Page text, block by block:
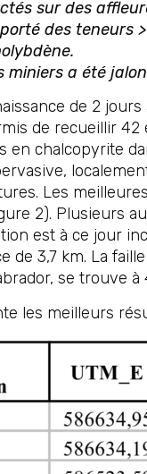
sur des
des teneurs
miniers a été
de 2
de recueillir
en chalcopyrite
Les
2). Plusieurs
est à ce jour
de 3,7 km. La
se trouve à
les meilleurs